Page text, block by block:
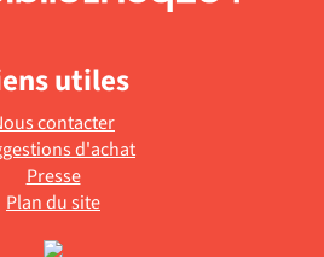
utiles
contacter
d'achat
Presse
Plan du site